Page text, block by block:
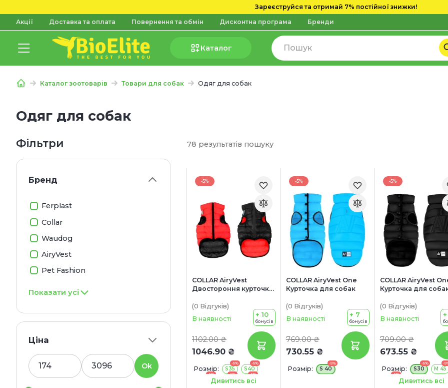
Зареєструйся та отримай 7% постійної знижки!
Акції Доставка та оплата Повернення та обмін Дисконтна програма Бренди
Каталог
Каталог зоотоварів Товари для собак Одяг для собак
Одяг для собак
Фільтри
Бренд
Ferplast
Collar
Waudog
AiryVest
Pet Fashion
Показати усі
Ціна
Ok
78 результатів пошуку
-5%
COLLAR AiryVest
Двостороння курточка
(0 Відгуків)
В наявності
1102.00 ₴
1046.90 ₴
+ 10
бонусів
Розмір:
-5%
S35
-5%
S40
-5% -5%
M 45
-5%
M47
-5% -5%
Дивитись всі
-5%
COLLAR AiryVest One
Курточка для собак
(0 Відгуків)
В наявності
769.00 ₴
730.55 ₴
+ 7
бонусів
Розмір:
-5%
S 40
-5%
COLLAR AiryVest
Курточка для
(0 Відгуків)
В наявності
709.00 ₴
673.55 ₴
Розмір:
-5%
S30
-
M 45
-5%
Дивитись всі